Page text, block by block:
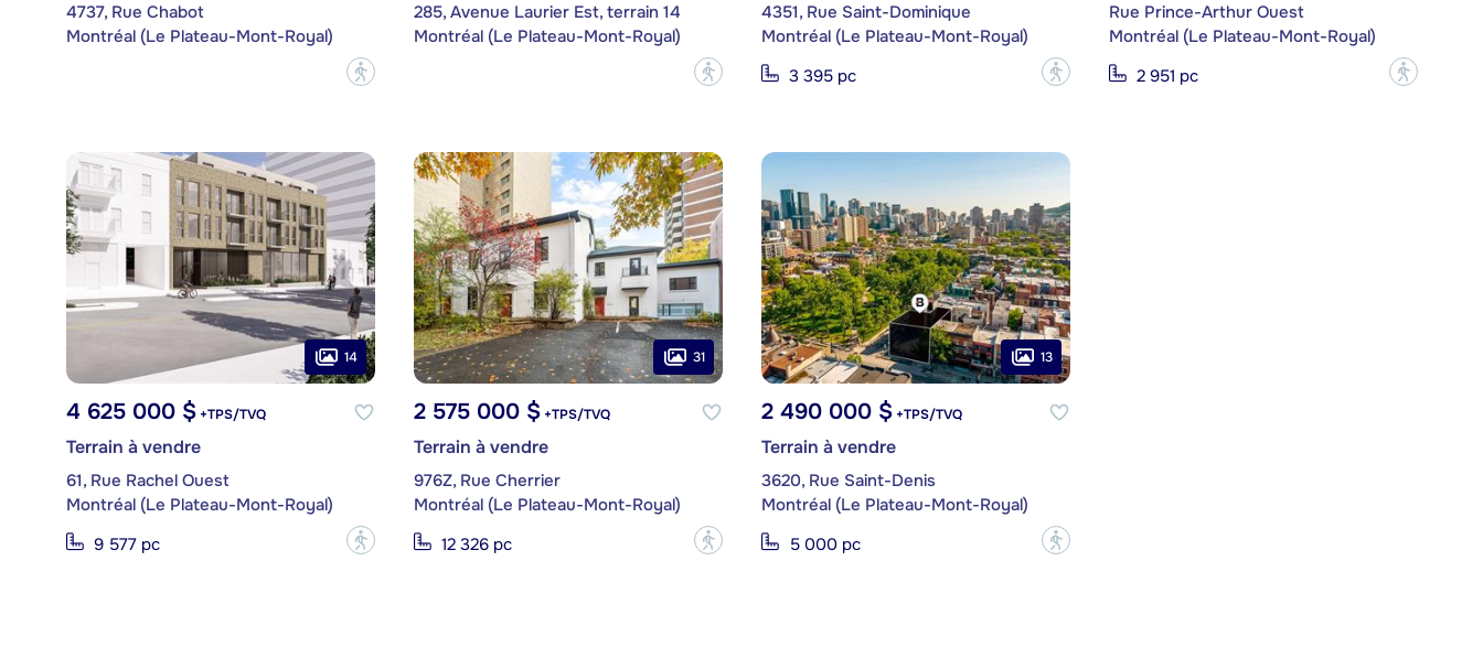
4737, Rue Chabot
Montréal (Le Plateau-Mont-Royal)
?
285, Avenue Laurier Est, terrain 14
Montréal (Le Plateau-Mont-Royal)
?
4351, Rue Saint-Dominique
Montréal (Le Plateau-Mont-Royal)
3 395 pc
?
Rue Prince-Arthur Ouest
Montréal (Le Plateau-Mont-Royal)
2 951 pc
?
14
4 625 000 $+TPS/TVQ
Terrain à vendre
61, Rue Rachel Ouest
Montréal (Le Plateau-Mont-Royal)
9 577 pc
?
31
2 575 000 $+TPS/TVQ
Terrain à vendre
976Z, Rue Cherrier
Montréal (Le Plateau-Mont-Royal)
12 326 pc
?
13
2 490 000 $+TPS/TVQ
Terrain à vendre
3620, Rue Saint-Denis
Montréal (Le Plateau-Mont-Royal)
5 000 pc
?